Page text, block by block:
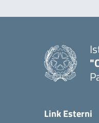
Link Esterni